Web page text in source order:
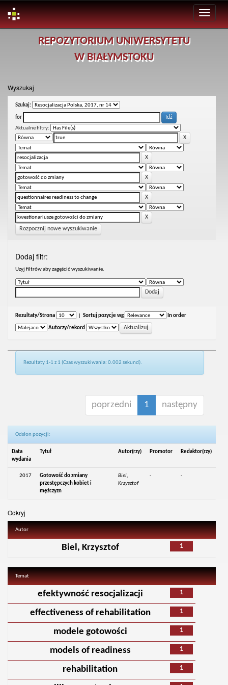
REPOZYTORIUM UNIWERSYTETU
W BIAŁYMSTOKU
Wyszukaj
Szukaj:
for
Aktualne filtry:
Rozpocznij nowe wyszukiwanie
Dodaj filtr:
Uzyj filtrów aby zagęścić wyszukiwanie.
Rezultaty/Strona Sortuj pozycje wg In order
Autorzy/rekord
Rezultaty 1-1 z 1 (Czas wyszukiwania: 0.002 sekund).
poprzedni 1 następny
Odsłon pozycji:
Data
wydania
Tytuł Autor(rzy) Promotor Redaktor(rzy)
2017
Gotowość do zmiany
przestępczych kobiet i
mężczyzn
Biel,
Krzysztof
- -
Odkryj
Autor
1
Biel, Krzysztof
Temat
1
efektywność resocjalizacji
1
effectiveness of rehabilitation
1
modele gotowości
1
models of readiness
1
rehabilitation